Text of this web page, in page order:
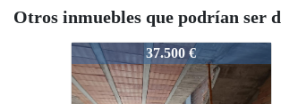
Otros inmuebles que podrían ser
VHA723623537.500 €